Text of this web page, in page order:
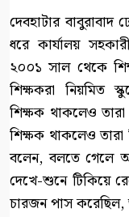
দেবহাটার বাবুরাবাদ
ধরে কার্যালয়
২০০১ সাল থেকে
শিক্ষকরা
শিক্ষক থাকলেও
শিক্ষক থাকলেও
বলেন, বলতে গেলে
দেখে-শুনে টিকিয়ে
চারজন পাস করেছিল,